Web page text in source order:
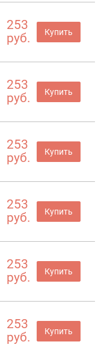
253
руб.
Купить
253
руб.
Купить
253
руб.
Купить
253
руб.
Купить
253
руб.
Купить
253
руб.
Купить